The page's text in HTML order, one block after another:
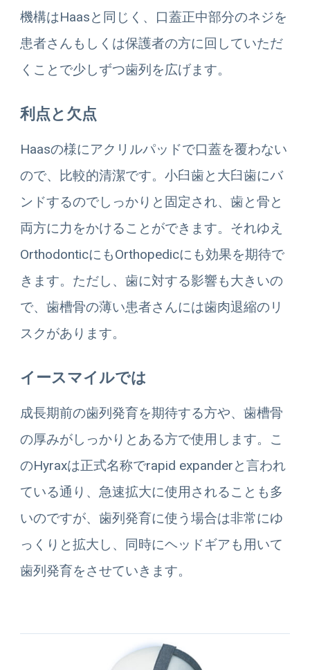
機構はHaasと同じく、口蓋正中部分のネジを
患者さんもしくは保護者の方に回していただ
くことで少しずつ歯列を広げます。
利点と欠点
Haasの様にアクリルパッドで口蓋を覆わない
ので、比較的清潔です。小臼歯と大臼歯にバ
ンドするのでしっかりと固定され、歯と骨と
両方に力をかけることができます。それゆえ
OrthodonticにもOrthopedicにも効果を期待で
きます。ただし、歯に対する影響も大きいの
で、歯槽骨の薄い患者さんには歯肉退縮のリ
スクがあります。
イースマイルでは
成長期前の歯列発育を期待する方や、歯槽骨
の厚みがしっかりとある方で使用します。こ
のHyraxは正式名称でrapid expanderと言われ
ている通り、急速拡大に使用されることも多
いのですが、歯列発育に使う場合は非常にゆ
っくりと拡大し、同時にヘッドギアも用いて
歯列発育をさせていきます。